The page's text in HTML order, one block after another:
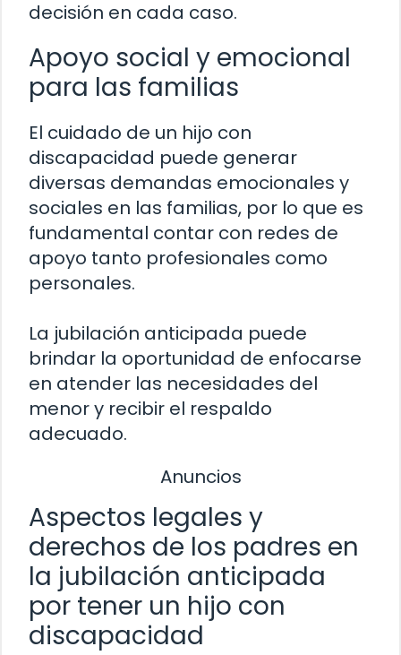
decisión en cada caso.
Apoyo social y emocional
para las familias
El cuidado de un hijo con
discapacidad puede generar
diversas demandas emocionales y
sociales en las familias, por lo que es
fundamental contar con redes de
apoyo tanto profesionales como
personales.
La jubilación anticipada puede
brindar la oportunidad de enfocarse
en atender las necesidades del
menor y recibir el respaldo
adecuado.
Anuncios
Aspectos legales y
derechos de los padres en
la jubilación anticipada
por tener un hijo con
discapacidad